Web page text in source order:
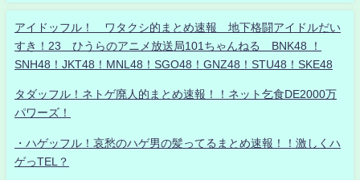
アイドッフル！ ワタクシ的まとめ速報 地下格闘アイドルだい
すき！23 ひうらのアニメ放送局101ちゃんねる BNK48 ！
SNH48！JKT48！MNL48！SGO48！GNZ48！STU48！SKE48
タダッフル！ネトゲ廃人的まとめ速報！！ネット乞食DE2000万
パワーズ！
・ハゲッフル！哀愁のハゲ男の髪ってるまとめ速報！！激しくハ
ゲっTEL？